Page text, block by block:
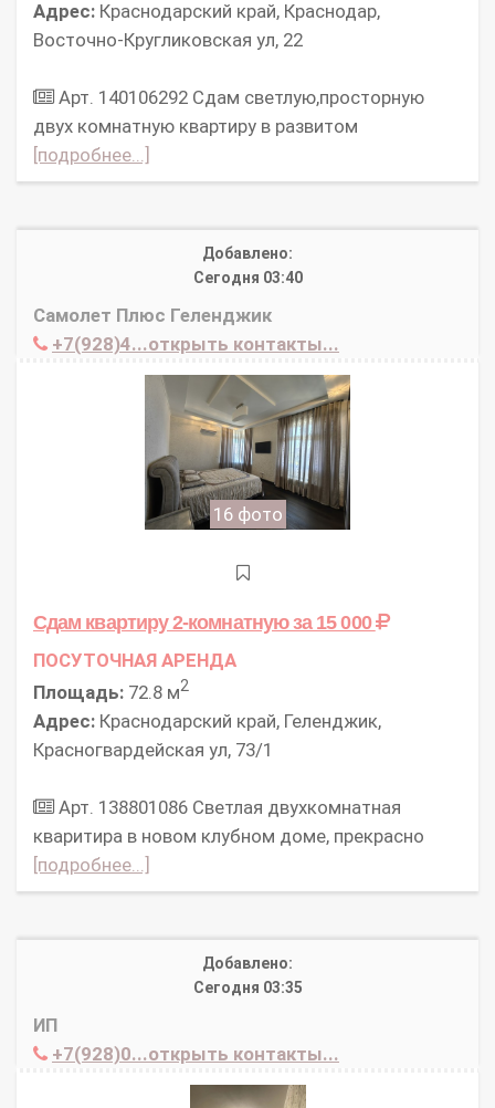
Адрес: Краснодарский край, Краснодар,
Восточно-Кругликовская ул, 22
Арт. 140106292 Сдам светлую,просторную
двух комнатную квартиру в развитом
[подробнее...]
Добавлено:
Сегодня 03:40
Самолет Плюс Геленджик
+7(928)4...открыть контакты...
16 фото
Сдам квартиру 2-комнатнуюза 15 000
ПОСУТОЧНАЯ АРЕНДА
Площадь: 72.8 м2
Адрес: Краснодарский край, Геленджик,
Красногвардейская ул, 73/1
Арт. 138801086 Cвeтлaя двуxкомнaтная
квaритира в новом клубном доме, пpeкpacно
[подробнее...]
Добавлено:
Сегодня 03:35
ИП
+7(928)0...открыть контакты...